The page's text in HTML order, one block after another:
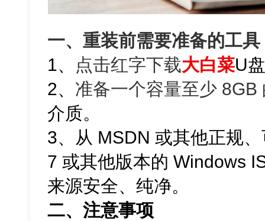
一、重装前需要准备的工具
1、
点击红字下载大白菜U
2、 准备一个容量至少 8GB
介质。
3、从 MSDN 或其他正规
7 或其他版本的 Windows
来源安全、纯净。
二、注意事项